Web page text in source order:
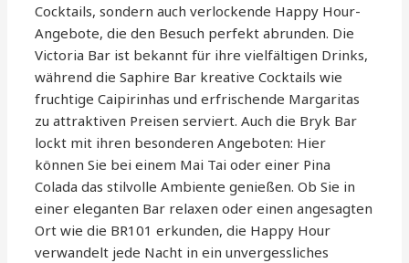
Cocktails, sondern auch verlockende Happy Hour-
Angebote, die den Besuch perfekt abrunden. Die
Victoria Bar ist bekannt für ihre vielfältigen Drinks,
während die Saphire Bar kreative Cocktails wie
fruchtige Caipirinhas und erfrischende Margaritas
zu attraktiven Preisen serviert. Auch die Bryk Bar
lockt mit ihren besonderen Angeboten: Hier
können Sie bei einem Mai Tai oder einer Pina
Colada das stilvolle Ambiente genießen. Ob Sie in
einer eleganten Bar relaxen oder einen angesagten
Ort wie die BR101 erkunden, die Happy Hour
verwandelt jede Nacht in ein unvergessliches